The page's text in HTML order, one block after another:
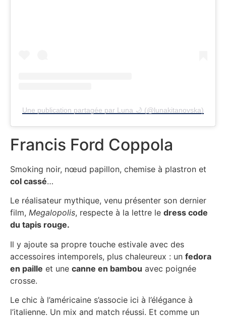
Une publication partagée par Luna 🌙 (@lunakitanovska)
Francis Ford Coppola
Smoking noir, nœud papillon, chemise à plastron et
col cassé…
Le réalisateur mythique, venu présenter son dernier
film, Megalopolis, respecte à la lettre le dress code
du tapis rouge.
Il y ajoute sa propre touche estivale avec des
accessoires intemporels, plus chaleureux : un fedora
en paille et une canne en bambou avec poignée
crosse.
Le chic à l’américaine s’associe ici à l’élégance à
l’italienne. Un mix and match réussi. Et comme un